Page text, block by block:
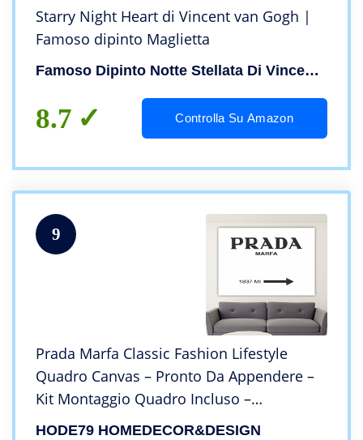
Starry Night Heart di Vincent van Gogh |
Famoso dipinto Maglietta
Famoso Dipinto Notte Stellata Di Vincent Van Gogh
8.7 Controlla Su Amazon
9
Prada Marfa Classic Fashion Lifestyle
Quadro Canvas – Pronto Da Appendere –
Kit Montaggio Quadro Incluso –
Arredamento Arte per Soggiorno Salotto
HODE79 HOMEDECOR&DESIGN